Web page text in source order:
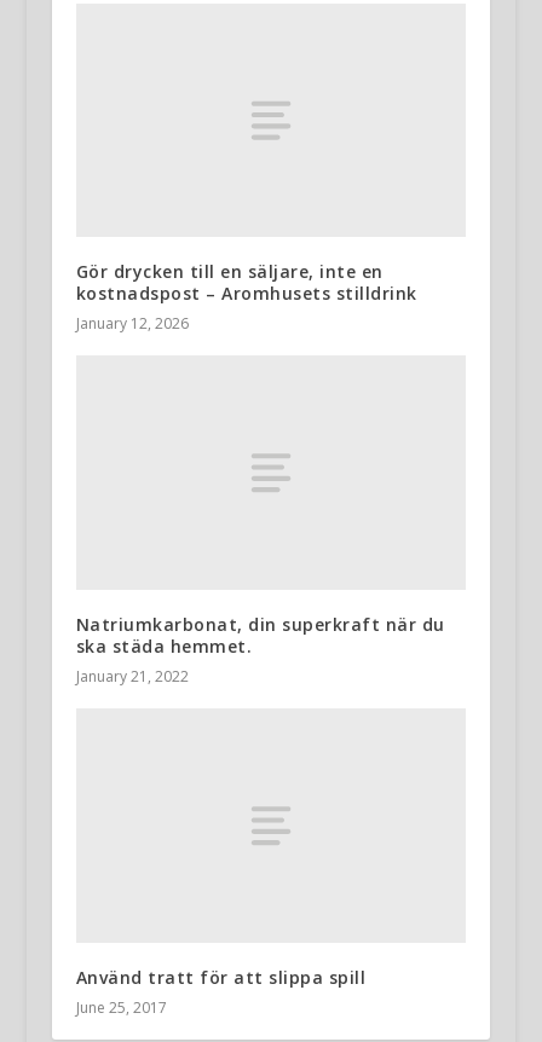
Gör drycken till en säljare, inte en
kostnadspost – Aromhusets stilldrink
January 12, 2026
Natriumkarbonat, din superkraft när du
ska städa hemmet.
January 21, 2022
Använd tratt för att slippa spill
June 25, 2017